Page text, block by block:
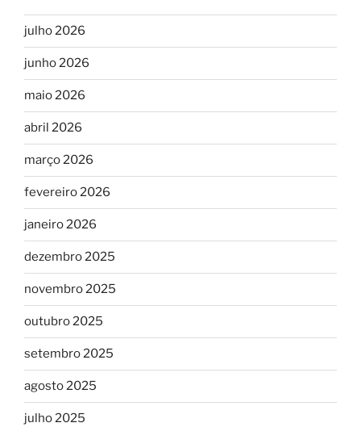
julho 2026
junho 2026
maio 2026
abril 2026
março 2026
fevereiro 2026
janeiro 2026
dezembro 2025
novembro 2025
outubro 2025
setembro 2025
agosto 2025
julho 2025